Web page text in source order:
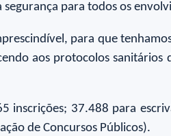
para todos os
para que
aos protocolos sanitários
inscrições; 37.488 para
de Concursos Públicos).